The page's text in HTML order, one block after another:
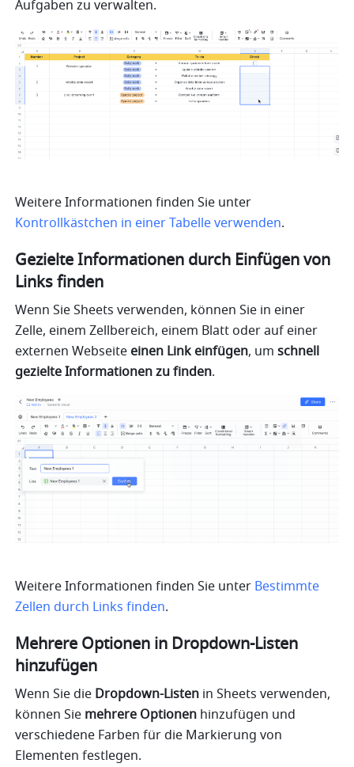
Aufgaben zu verwalten.
Kontrollkästchen in einer Tabelle verwenden.
Gezielte Informationen durch Einfügen von
Links finden
Wenn Sie Sheets verwenden, können Sie in einer
Zelle, einem Zellbereich, einem Blatt oder auf einer
externen Webseite einen Link einfügen, um schnell
gezielte Informationen zu finden.
Weitere Informationen finden Sie unter Bestimmte
Zellen durch Links finden.
Mehrere Optionen in Dropdown-Listen
hinzufügen
Wenn Sie die Dropdown-Listen in Sheets verwenden,
können Sie mehrere Optionen hinzufügen und
verschiedene Farben für die Markierung von
Elementen festlegen.